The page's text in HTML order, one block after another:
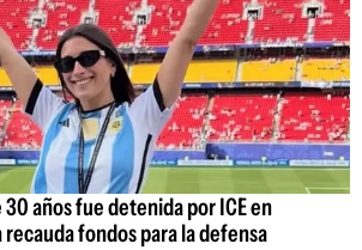
años fue detenida por ICE en
fondos para la defensa